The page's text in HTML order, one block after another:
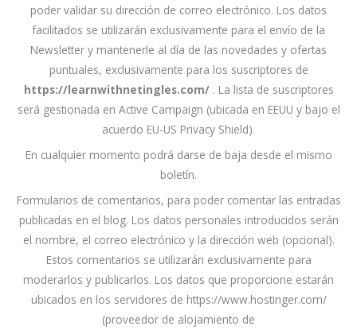
poder validar su dirección de correo electrónico. Los datos
facilitados se utilizarán exclusivamente para el envío de la
Newsletter y mantenerle al día de las novedades y ofertas
puntuales, exclusivamente para los suscriptores de
https://learnwithnetingles.com/. La lista de suscriptores
será gestionada en Active Campaign (ubicada en EEUU y bajo el
acuerdo EU-US Privacy Shield).
En cualquier momento podrá darse de baja desde el mismo
boletín.
Formularios de comentarios, para poder comentar las entradas
publicadas en el blog. Los datos personales introducidos serán
el nombre, el correo electrónico y la dirección web (opcional).
Estos comentarios se utilizarán exclusivamente para
moderarlos y publicarlos. Los datos que proporcione estarán
ubicados en los servidores de https://www.hostinger.com/
(proveedor de alojamiento de